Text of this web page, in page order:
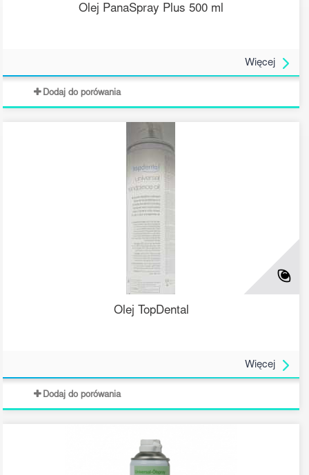
Olej PanaSpray Plus 500 ml
Więcej
Dodaj do porówania
Olej TopDental
Więcej
Dodaj do porówania